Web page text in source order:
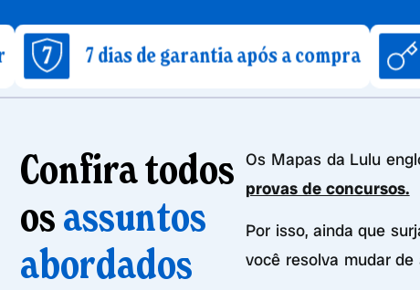
dias de garantia após a compra Acesso
Confira todos
osassuntos
abordados
Os Mapas da Lulu
provas de concursos.
Por isso, ainda que
você resolva mudar